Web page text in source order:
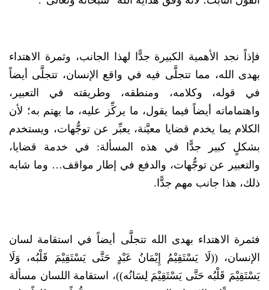
فإذاً نجد الأهمية الكبيرة جدًّا لهذا الجانب، وثمرة الاهتداء
بهدى الله، مما تتجلَّى فيه في واقع الإنسان، تتجلَّى أيضاً
في قوله، وكلامه، ومنطقه، وطريقته في التعبير،
واهتماماته أيضاً فيما يقول، ما يركِّز عليه، ما يهتم به؛ لأن
الكلام يما يخدم قضايا معيَّنة، يعبِّر عن توجُّهات، ويستخدم
بشكلٍ كبير جدًّا في هذه المسألة: في خدمة قضايا،
والتعبير عن توجُّهات، والدفع في إطار مواقف… وما شابه
ذلك، هذا جانب مهم جدًّا.
فثمرة الاهتداء بهدى الله تتجلَّى أيضاً في استقامة لسان
الإنسان، ((لَا يَسْتَقِيْمُ إِيْمَانُ عَبْدٍ حَتَّى يَسْتَقِيْمَ قَلْبُه، وَلَا
يَسْتَقِيْمَ قَلْبُه حَتَّى يَسْتَقِيْمَ لِسَانُه))، استقامة اللسان مسألة